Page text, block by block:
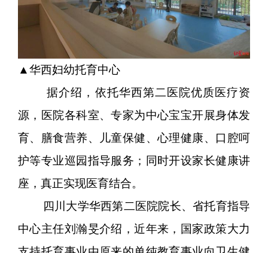
▲华西妇幼托育中心
据介绍，依托华西第二医院优质医疗资
源，医院各科室、专家为中心宝宝开展身体发
育、膳食营养、儿童保健、心理健康、口腔呵
护等专业巡园指导服务；同时开设家长健康讲
座，真正实现医育结合。
四川大学华西第二医院院长、省托育指导
中心主任刘瀚旻介绍，近年来，国家政策大力